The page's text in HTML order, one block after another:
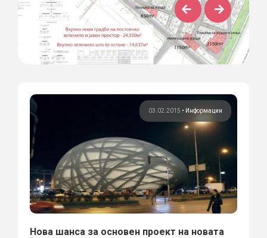
03.02.2015 • Информации
Нова шанса за основен проект на новата